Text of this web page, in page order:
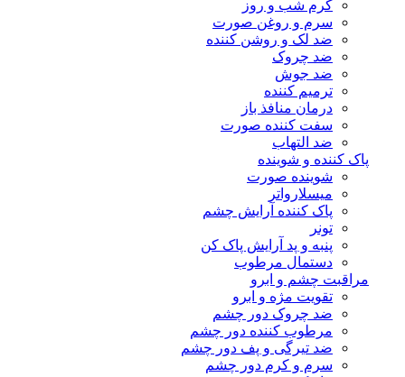
کرم شب و روز
سرم و روغن صورت
ضد لک و روشن کننده
ضد چروک
ضد جوش
ترمیم کننده
درمان منافذ باز
سفت کننده صورت
ضد التهاب
پاک کننده و شوینده
شوینده صورت
میسلارواتر
پاک کننده آرایش چشم
تونر
پنبه و پد آرایش پاک کن
دستمال مرطوب
مراقبت چشم و ابرو
تقویت مژه و ابرو
ضد چروک دور چشم
مرطوب کننده دور چشم
ضد تیرگی و پف دور چشم
سرم و کرم دور چشم